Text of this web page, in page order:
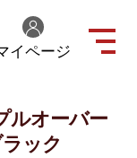
イページ
ルオーバー
ック